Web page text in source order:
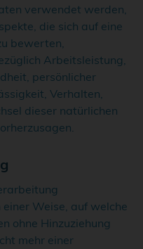
verwendet werden,
die sich auf eine
bewerten,
Arbeitsleistung,
persönlicher
Verhalten,
dieser natürlichen
Weise, auf welche
ohne Hinzuziehung
mehr einer